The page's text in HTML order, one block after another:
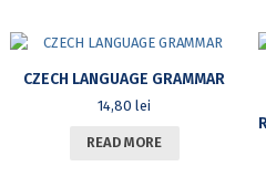
CZECH LANGUAGE GRAMMAR
14,80lei
READ MORE